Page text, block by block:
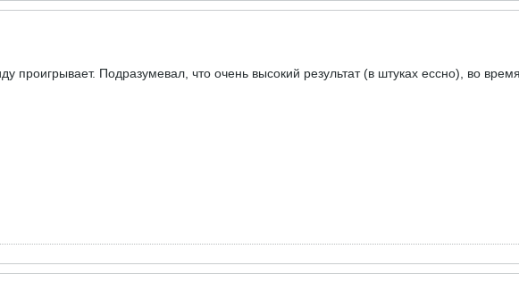
проигрывает. Подразумевал, что очень высокий результат (в штуках ессно), во